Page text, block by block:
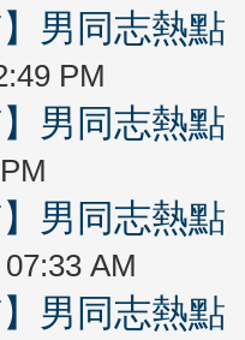
男同志熱
PM
男同志熱
男同志熱
AM
男同志熱